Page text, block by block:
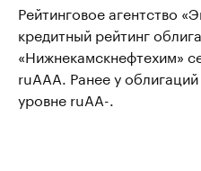
Рейтинговое агентство
кредитный рейтинг
«Нижнекамскнефтехим»
ruАAА. Ранее у
уровне ruАA-.